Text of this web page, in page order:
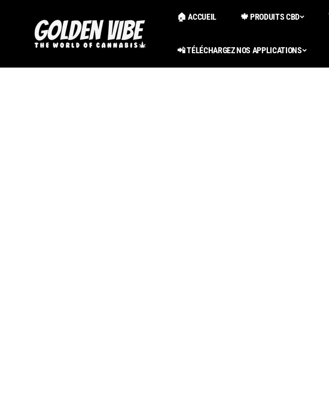
contenu
🏠 ACCUEIL 🍁 PRODUITS CBD
📲 TÉLÉCHARGEZ NOS APPLICATIONS